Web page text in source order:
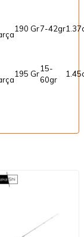
190 Gr7-42gr
195 Gr
15-
60gr